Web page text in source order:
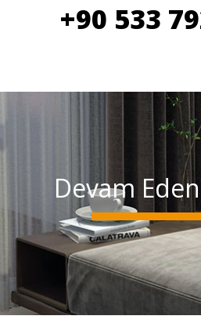
+90 533
Devam